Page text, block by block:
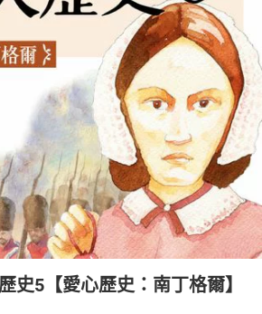
裝 化妝保養 情趣用品
/紙本書
史5【愛心歷史：南丁格爾】